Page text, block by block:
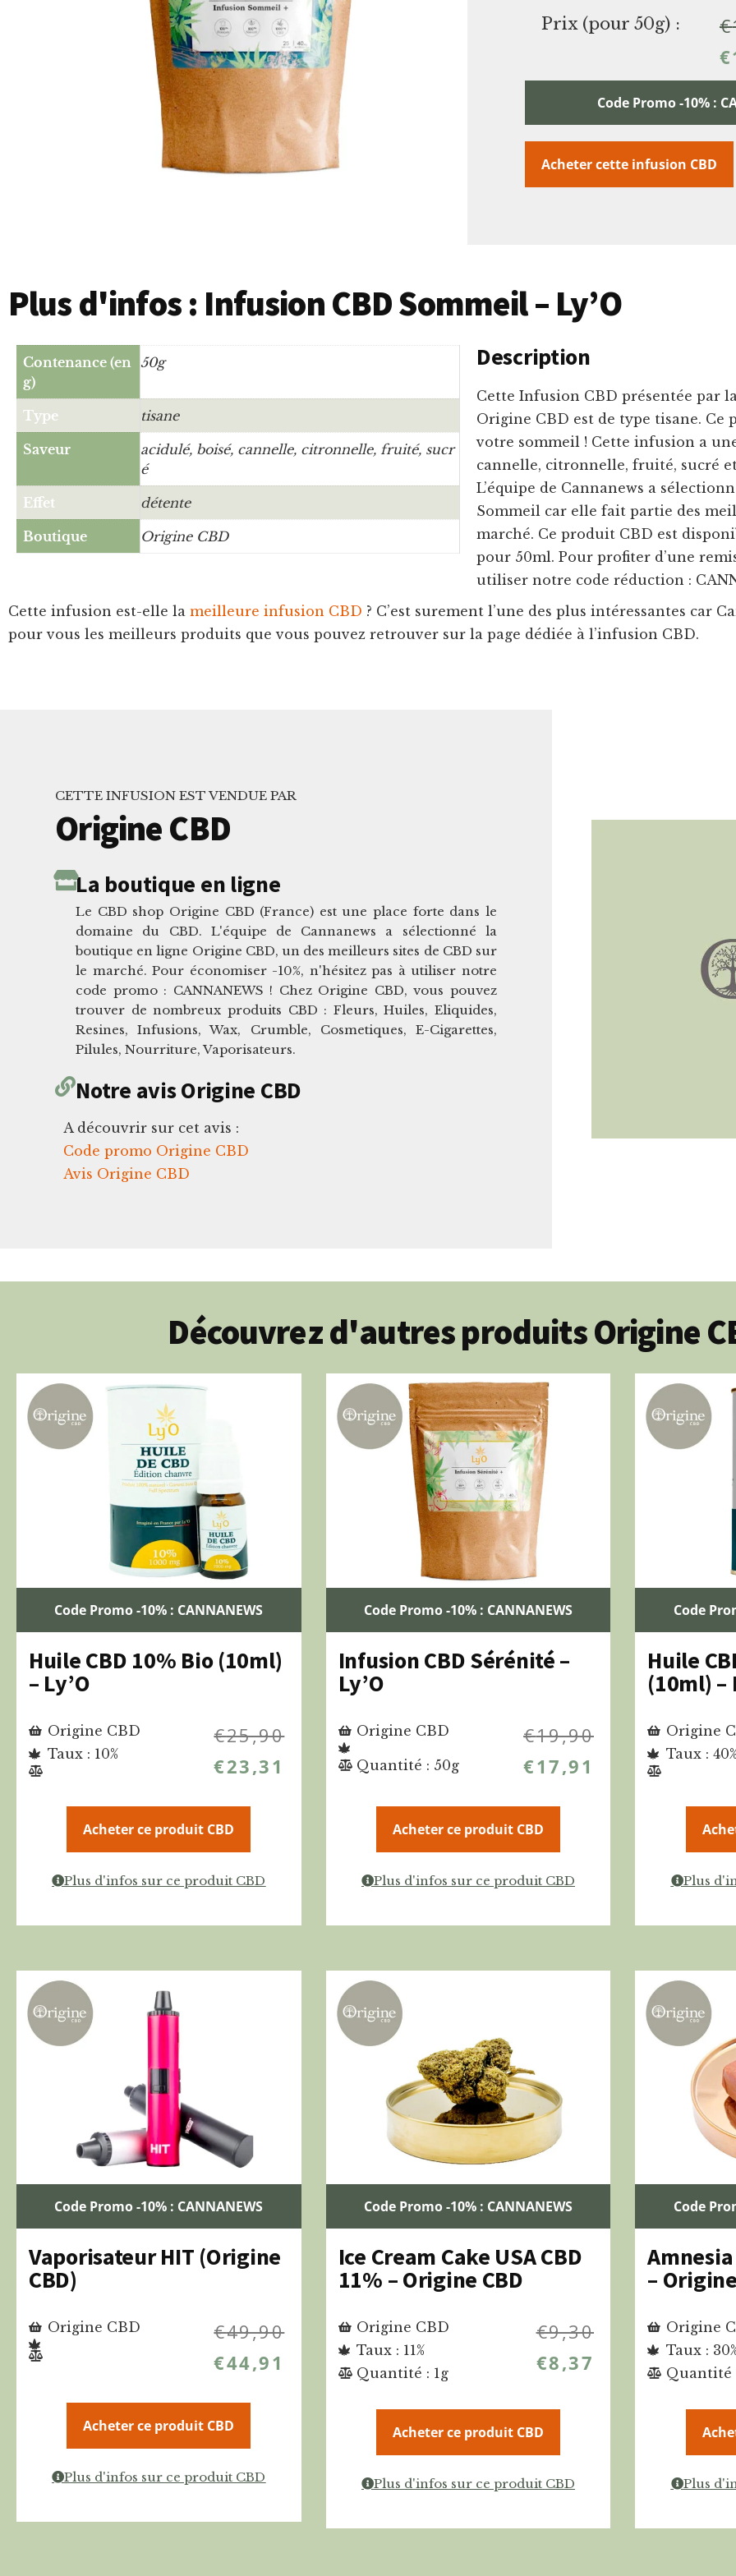
Prix (pour 50g) : €
€
Code Promo -10% :
Acheter cette infusion CBD
Plus d'infos : Infusion CBD Sommeil – Ly’O
Contenance (en
g)
50g
Type tisane
Saveur
acidulé, boisé, cannelle, citronnelle, fruité, sucr
é
Effet détente
Boutique Origine CBD
Description
Cette Infusion CBD présentée par
Origine CBD est de type tisane.
votre sommeil ! Cette infusion a
cannelle, citronnelle, fruité, sucré
L’équipe de Cannanews a
Sommeil car elle fait partie des
marché. Ce produit CBD est
pour 50ml. Pour profiter d’une
utiliser notre code réduction :
Cette infusion est-elle la meilleure infusion CBD ? C’est surement l’une des plus intéressantes car
pour vous les meilleurs produits que vous pouvez retrouver sur la page dédiée à l’infusion CBD.
CETTE INFUSION EST VENDUE PAR
Origine CBD
La boutique en ligne
Le CBD shop Origine CBD (France) est une place forte dans le
domaine du CBD. L'équipe de Cannanews a sélectionné la
boutique en ligne Origine CBD, un des meilleurs sites de CBD sur
le marché. Pour économiser -10%, n'hésitez pas à utiliser notre
code promo : CANNANEWS ! Chez Origine CBD, vous pouvez
trouver de nombreux produits CBD : Fleurs, Huiles, Eliquides,
Resines, Infusions, Wax, Crumble, Cosmetiques, E-Cigarettes,
Pilules, Nourriture, Vaporisateurs.
Notre avis Origine CBD
A découvrir sur cet avis :
Code promo Origine CBD
Avis Origine CBD
Découvrez d'autres produits Origine
Code Promo -10% : CANNANEWS
Huile CBD 10% Bio (10ml)
– Ly’O
Origine CBD
Taux : 10%
€25,90
€23,31
Acheter ce produit CBD
Plus d'infos sur ce produit CBD
Code Promo -10% : CANNANEWS
Infusion CBD Sérénité –
Ly’O
Origine CBD
Quantité : 50g
€19,90
€17,91
Acheter ce produit CBD
Plus d'infos sur ce produit CBD
Code
Huile
(10ml) –
Origine
Taux :
Plus
Code Promo -10% : CANNANEWS
Vaporisateur HIT (Origine
CBD)
Origine CBD €49,90
€44,91
Acheter ce produit CBD
Plus d'infos sur ce produit CBD
Code Promo -10% : CANNANEWS
Ice Cream Cake USA CBD
11% – Origine CBD
Origine CBD
Taux : 11%
Quantité : 1g
€9,30
€8,37
Acheter ce produit CBD
Plus d'infos sur ce produit CBD
Code
–
Origine
Taux :
Quantité
Plus